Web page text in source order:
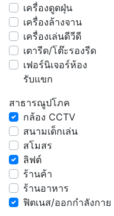
เครื่องดูดฝุ่น
เครื่องล้างจาน
เครื่องเล่นดีวีดี
เตารีด/โต๊ะรองรีด
เฟอร์นิเจอร์ห้อง
รับแขก
สาธารณูปโภค
กล้อง CCTV
สนามเด็กเล่น
สโมสร
ลิฟต์
ร้านค้า
ร้านอาหาร
ฟิตเนส/ออกกำลังกาย